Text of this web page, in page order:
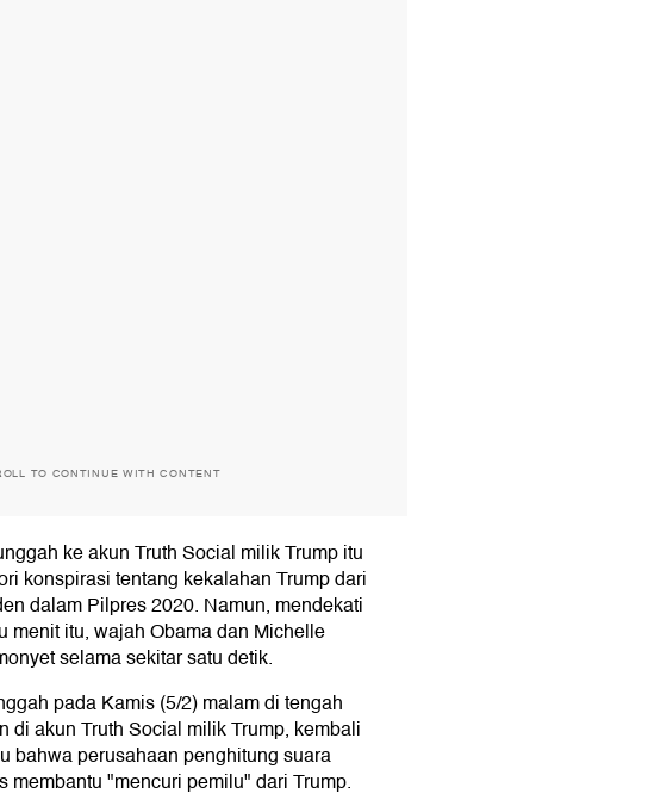
TO CONTINUE WITH CONTENT
ke akun Truth Social milik Trump itu
konspirasi tentang kekalahan Trump dari
dalam Pilpres 2020. Namun, mendekati
menit itu, wajah Obama dan Michelle
selama sekitar satu detik.
pada Kamis (5/2) malam di tengah
di akun Truth Social milik Trump, kembali
bahwa perusahaan penghitung suara
membantu "mencuri pemilu" dari Trump.